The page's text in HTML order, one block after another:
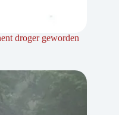
droger geworden